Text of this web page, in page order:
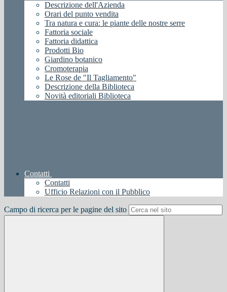
Descrizione dell'Azienda
Orari del punto vendita
Tra natura e cura: le piante delle nostre serre
Fattoria sociale
Fattoria didattica
Prodotti Bio
Giardino botanico
Cromoterapia
Le Rose de "Il Tagliamento"
Descrizione della Biblioteca
Novità editoriali Biblioteca
Contatti
Contatti
Ufficio Relazioni con il Pubblico
Campo di ricerca per le pagine del sito